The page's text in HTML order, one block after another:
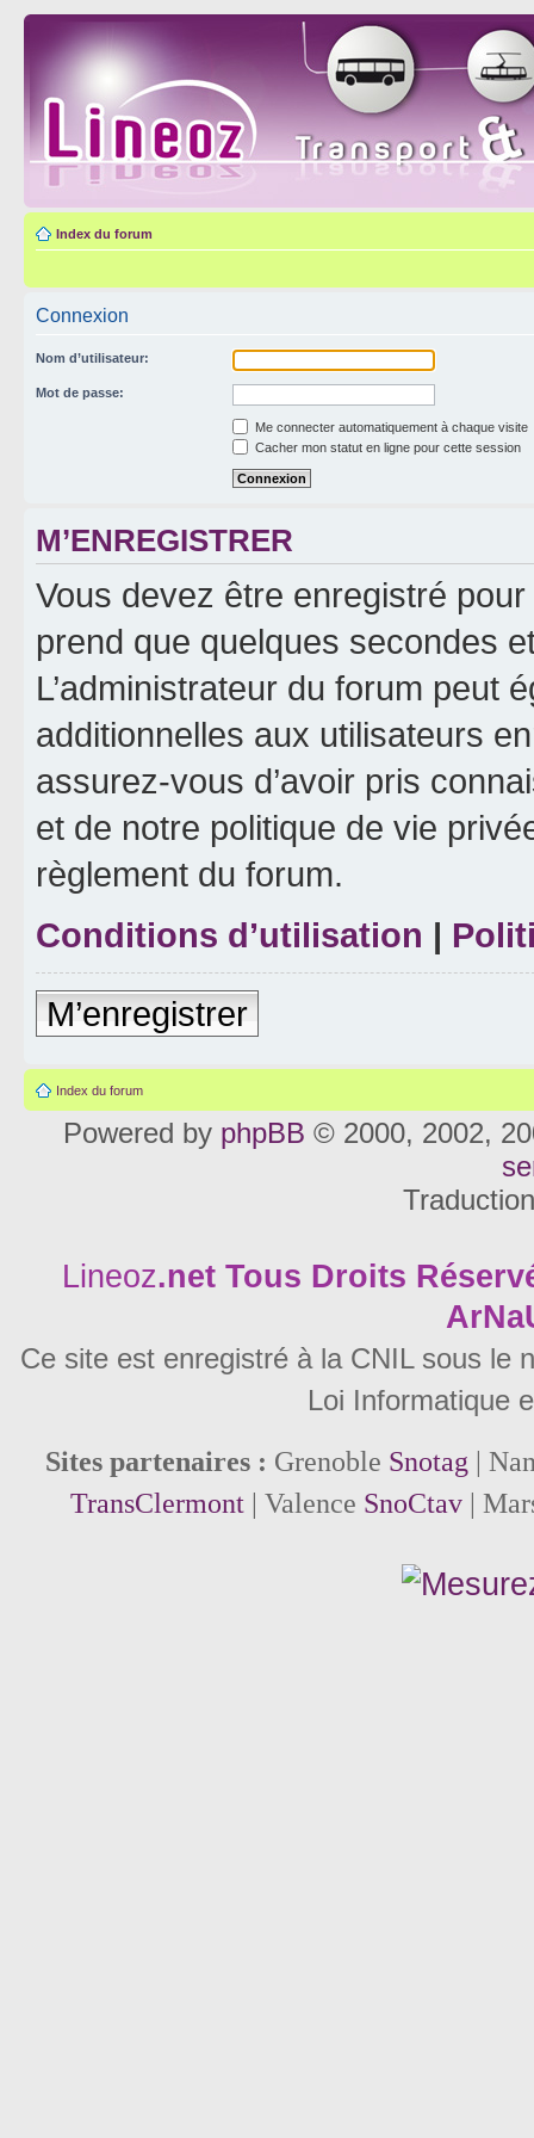
Index du forum
Connexion
Nom d’utilisateur:
Mot de passe:
Me connecter automatiquement à chaque visite
Cacher mon statut en ligne pour cette session
M’ENREGISTRER
Vous devez être enregistré
prend que quelques secondes
L’administrateur du forum peut
additionnelles aux utilisateurs
assurez-vous d’avoir pris
et de notre politique de vie
règlement du forum.
Conditions d’utilisation |
M’enregistrer
Index du forum
Powered by phpBB © 2000, 2002,
Lineoz.net Tous Droits
Ce site est enregistré à la CNIL sous le
Loi Informatique
Sites partenaires : Grenoble Snotag |
TransClermont| Valence SnoCtav|